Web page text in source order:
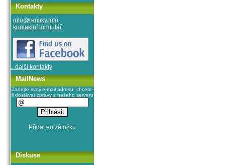
Kontakty
info@repliky.info
kontaktní formulář
.. další kontakty
MailNews
Zadejte svoji e-mail adresu, chcete-
li dostávat zprávy z našeho serveru
Diskuse